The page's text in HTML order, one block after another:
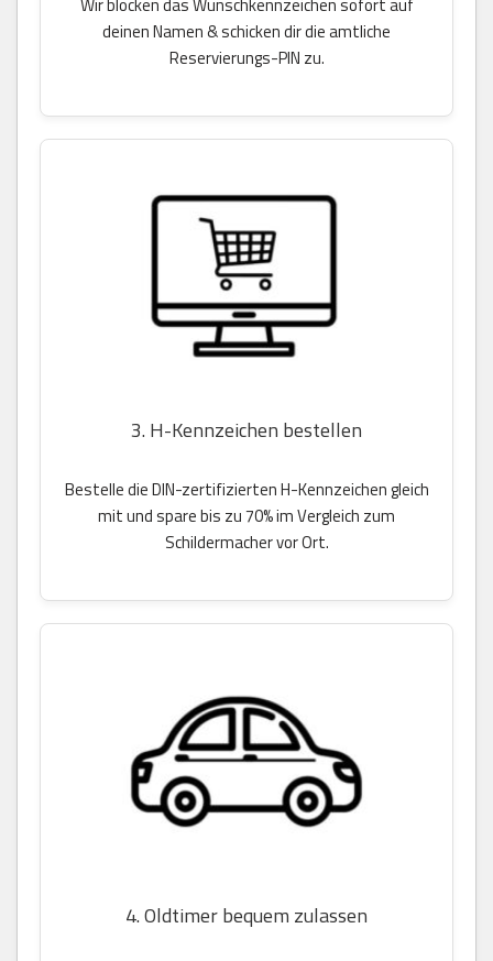
Wir blocken das Wunschkennzeichen sofort auf
deinen Namen & schicken dir die amtliche
Reservierungs-PIN zu.
3. H-Kennzeichen bestellen
Bestelle die DIN-zertifizierten H-Kennzeichen gleich
mit und spare bis zu 70% im Vergleich zum
Schildermacher vor Ort.
4. Oldtimer bequem zulassen